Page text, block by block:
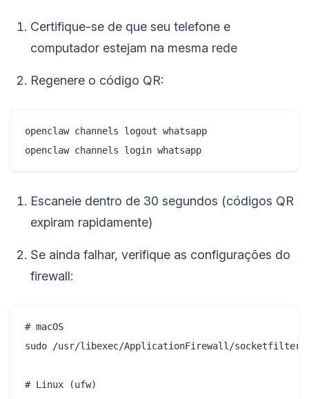
Certifique-se de que seu telefone e
computador estejam na mesma rede
Regenere o código QR:
openclaw channels logout whatsapp
Escaneie dentro de 30 segundos (códigos QR
expiram rapidamente)
Se ainda falhar, verifique as configurações do
firewall:
# macOS
sudo /usr/libexec/ApplicationFirewall/
# Linux (ufw)